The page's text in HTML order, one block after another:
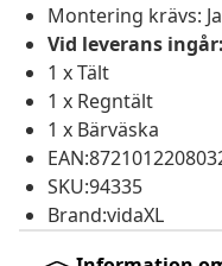
Montering krävs: Ja
Vid leverans ingår:
1 x Tält
1 x Regntält
1 x Bärväska
SKU:94335
Brand:vidaXL